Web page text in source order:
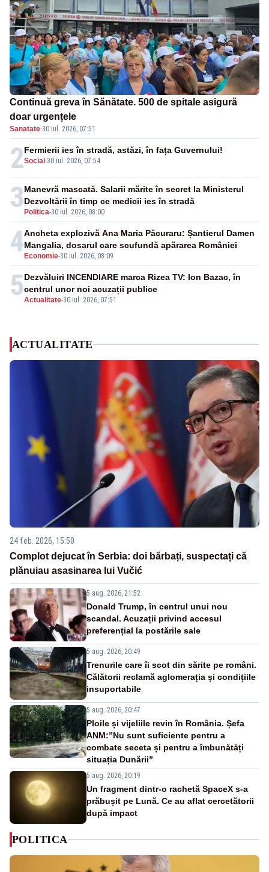
Continuă greva în Sănătate. 500 de spitale asigură
doar urgențele
Sanatate·30 iul. 2026, 07:51
2Social -30 iul. 2026, 07:54
Fermierii ies în stradă, astăzi, în fața Guvernului!
3 Politica-30 iul. 2026, 08:00
Manevră mascată. Salarii mărite în secret la Ministerul
Dezvoltării în timp ce medicii ies în stradă
4 Economie-30 iul. 2026, 08:09
Ancheta explozivă Ana Maria Păcuraru: Șantierul Damen
Mangalia, dosarul care scufundă apărarea României
5Actualitate-30 iul. 2026, 07:51
Dezvăluiri INCENDIARE marca Rizea TV: Ion Bazac, în
centrul unor noi acuzații publice
ACTUALITATE
24 feb. 2026, 15:50
Complot dejucat în Serbia: doi bărbați, suspectați că
plănuiau asasinarea lui Vučić
5 aug. 2026, 21:52
Donald Trump, în centrul unui nou
scandal. Acuzații privind accesul
preferențial la postările sale
5 aug. 2026, 20:49
Trenurile care îi scot din sărite pe români.
Călătorii reclamă aglomerația și condițiile
insuportabile
5 aug. 2026, 20:47
Ploile și vijeliile revin în România. Șefa
ANM:”Nu sunt suficiente pentru a
combate seceta și pentru a îmbunătăți
situația Dunării”
5 aug. 2026, 20:19
Un fragment dintr-o rachetă SpaceX s-a
prăbușit pe Lună. Ce au aflat cercetătorii
după impact
POLITICA